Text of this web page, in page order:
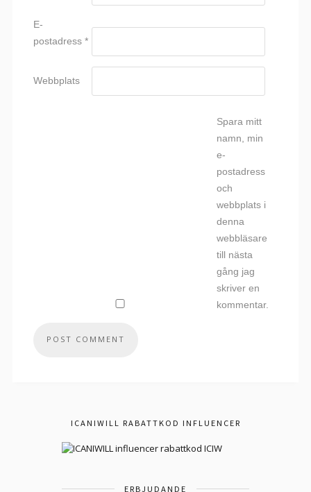
E-
postadress *
Webbplats
Spara mitt
namn, min
e-
postadress
och
webbplats i
denna
webbläsare
till nästa
gång jag
skriver en
kommentar.
ICANIWILL RABATTKOD INFLUENCER
ERBJUDANDE